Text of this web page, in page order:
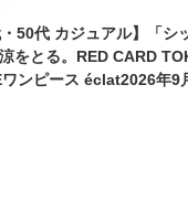
・50代 カジュアル】「シ
をとる。RED CARD
ンピース éclat2026年9